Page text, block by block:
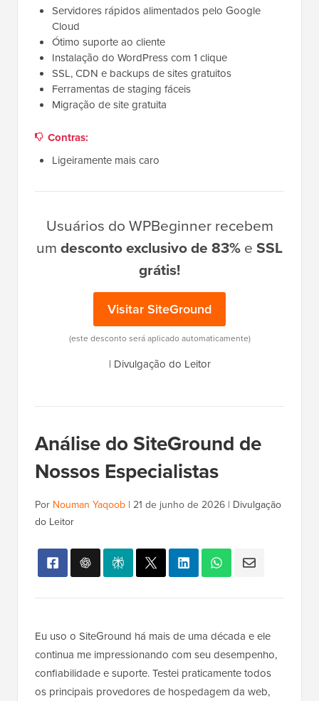
Servidores rápidos alimentados pelo Google
Cloud
Ótimo suporte ao cliente
Instalação do WordPress com 1 clique
SSL, CDN e backups de sites gratuitos
Ferramentas de staging fáceis
Migração de site gratuita
Contras:
Ligeiramente mais caro
Usuários do WPBeginner recebem
umdesconto exclusivo de 83%eSSL
grátis!
Visitar SiteGround
(este desconto será aplicado automaticamente)
| Divulgação do Leitor
Análise do SiteGround de
Nossos Especialistas
Por Nouman Yaqoob | 21 de junho de 2026 | Divulgação
do Leitor
Eu uso o SiteGround há mais de uma década e ele
continua me impressionando com seu desempenho,
confiabilidade e suporte. Testei praticamente todos
os principais provedores de hospedagem da web,